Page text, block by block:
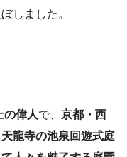
しました。
の偉人で、 京都・西
龍寺の池泉回遊式庭